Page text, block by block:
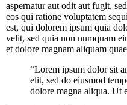
aspernatur aut odit aut fugit,
eos qui ratione voluptatem
est, qui dolorem ipsum quia
velit, sed quia non numquam
et dolore magnam aliquam
“Lorem ipsum dolor sit
elit, sed do eiusmod
dolore magna aliqua. Ut